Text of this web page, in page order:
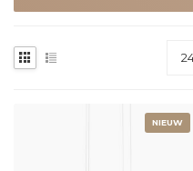
NIEUW